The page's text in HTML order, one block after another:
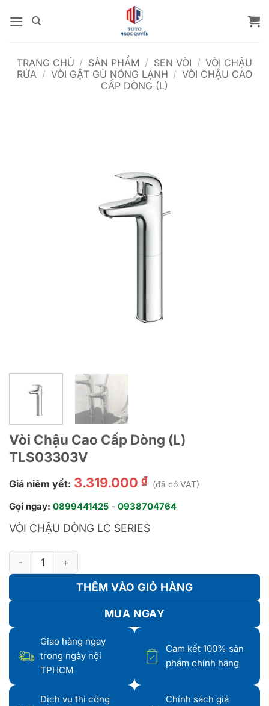
qua
TRANG CHỦ / SẢN PHẨM / SEN VÒI / VÒI CHẬU
RỬA / VÒI GẬT GÙ NÓNG LẠNH / VÒI CHẬU CAO
CẤP DÒNG (L)
Vòi Chậu Cao Cấp Dòng (L)
TLS03303V
Giá niêm yết: 3.319.000 ₫ (đã có VAT)
Gọi ngay: 0899441425 - 0938704764
VÒI CHẬU DÒNG LC SERIES
Vòi Chậu Cao Cấp Dòng (L) TLS03303V số lượng
THÊM VÀO GIỎ HÀNG
MUA NGAY
Giao hàng ngay
trong ngày nội
TPHCM
Cam kết 100% sản
phẩm chính hãng
Dịch vụ thi công
Chính sách giá